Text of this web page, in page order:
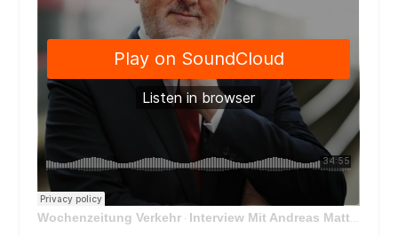
Wochenzeitung Verkehr · Interview Mit Andreas Matthä, CEO der ÖBB Holding